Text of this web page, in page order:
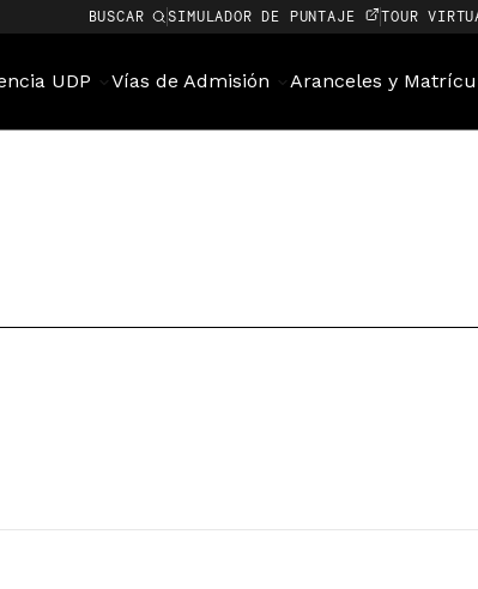
BUSCAR SIMULADOR DE PUNTAJE TOUR
UDP Vías de Admisión Aranceles y